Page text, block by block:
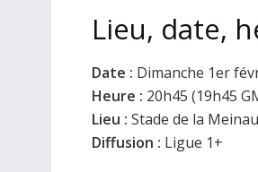
Lieu, date,
Date : Dimanche 1er
Heure : 20h45 (19h45
Lieu : Stade de la
Diffusion : Ligue 1+